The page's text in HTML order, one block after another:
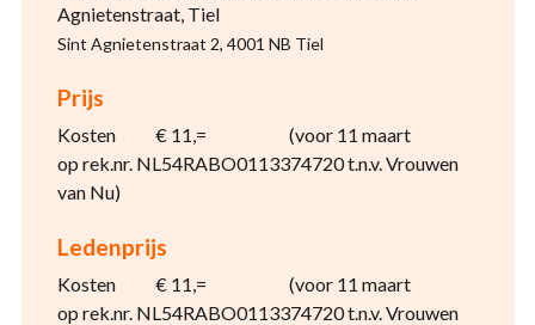
Agnietenstraat, Tiel
Sint Agnietenstraat 2, 4001 NB Tiel
Prijs
Kosten € 11,= (voor 11 maart
op rek.nr. NL54RABO0113374720 t.n.v. Vrouwen
van Nu)
Ledenprijs
Kosten € 11,= (voor 11 maart
op rek.nr. NL54RABO0113374720 t.n.v. Vrouwen